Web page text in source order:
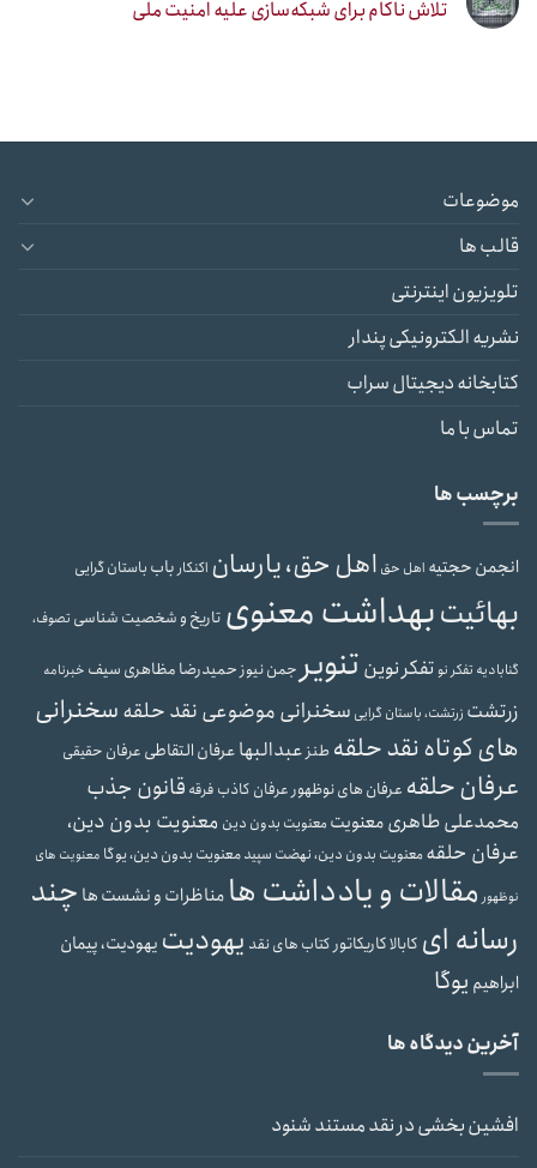
تلاش ناکام برای شبکه‌سازی علیه امنیت ملی
موضوعات
قالب ها
تلویزیون اینترنتی
نشریه الکترونیکی پندار
کتابخانه دیجیتال سراب
تماس با ما
برچسب ها
انجمن حجتیه اهل حق اهل حق، یارسان اکنکارباب باستان گرایی
بهائیتبهداشت معنوی تاریخ و شخصیت شناسی تصوف،
گنابادیه تفکر نوتفکر نوین تنویر جمن نیوزحمیدرضا مظاهری سیف خبرنامه
زرتشت زرتشت، باستان گرایی سخنرانی موضوعی نقد حلقهسخنرانی
های کوتاه نقد حلقه طنزعبدالبهاعرفان التقاطی عرفان حقیقی
عرفان حلقه عرفان های نوظهورعرفان کاذب فرقه قانون جذب
محمدعلی طاهریمعنویتمعنویت بدون دین معنویت بدون دین،
عرفان حلقهمعنویت بدون دین، نهضت سپیدمعنویت بدون دین، یوگا معنویت های
نوظهور مقالات و یادداشت ها مناظرات و نشست ها چند
رسانه ای کابالاکاریکاتور کتاب های نقد یهودیت یهودیت، پیمان
ابراهیم یوگا
آخرین دیدگاه ها
افشین بخشیدرنقد مستند شنود